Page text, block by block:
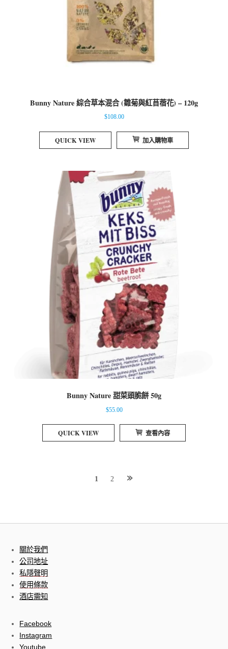
Bunny Nature 綜合草本混合 (雛菊與紅苜蓿花) – 120g
$108.00
QUICK VIEW 加入購物車
Bunny Nature 甜菜頭脆餅 50g
$55.00
QUICK VIEW 查看內容
1 2
關於我們
公司地址
私隱聲明
使用條款
酒店需知
Facebook
Instagram
Youtube